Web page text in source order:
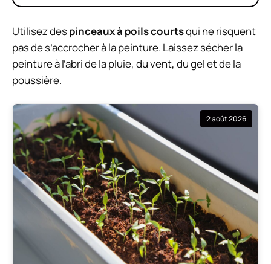
Utilisez despinceaux à poils courtsqui ne risquent
pas de s’accrocher à la peinture. Laissez sécher la
peinture à l’abri de la pluie, du vent, du gel et de la
poussière.
2 août 2026